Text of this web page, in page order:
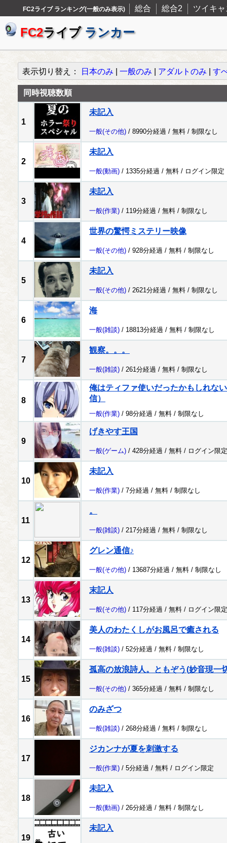
FC2ライブ ランキング(一般のみ表示) 総合 総合2 ツイキャ
FC2ライブ ランカー
表示切り替え： 日本のみ 一般のみ アダルトのみ す
同時視聴数順
1
未記入
一般(その他) / 8990分経過 / 無料 / 制限なし
2
未記入
一般(動画) / 1335分経過 / 無料 / ログイン限定
3
未記入
一般(作業) / 119分経過 / 無料 / 制限なし
4
世界の驚愕ミステリー映像
一般(その他) / 928分経過 / 無料 / 制限なし
5
未記入
一般(その他) / 2621分経過 / 無料 / 制限なし
6
海
一般(雑談) / 18813分経過 / 無料 / 制限なし
7
観察。。。
一般(雑談) / 261分経過 / 無料 / 制限なし
8
俺はティファ使いだったかもしれな
信）
一般(作業) / 98分経過 / 無料 / 制限なし
9
げきやす王国
一般(ゲーム) / 428分経過 / 無料 / ログイン限定
10
未記入
一般(作業) / 7分経過 / 無料 / 制限なし
11
。
一般(雑談) / 217分経過 / 無料 / 制限なし
12
グレン通信♪
一般(その他) / 13687分経過 / 無料 / 制限なし
13
末記人
一般(その他) / 117分経過 / 無料 / ログイン限定
14
美人のわたくしがお風呂で癒される
一般(雑談) / 52分経過 / 無料 / 制限なし
15
孤高の放浪詩人。ともぞう(妙音現一
一般(その他) / 365分経過 / 無料 / 制限なし
16
のみざつ
一般(雑談) / 268分経過 / 無料 / 制限なし
17
ジカンナが夏を刺激する
一般(作業) / 5分経過 / 無料 / ログイン限定
18
未記入
一般(動画) / 26分経過 / 無料 / 制限なし
19
未記入